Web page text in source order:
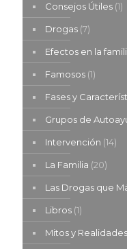
Consejos Útiles (1)
Drogas (7)
Efectos en la
Famosos (1)
Fases y
Grupos de
Intervención (14)
La Familia (20)
Las Drogas que
Libros (1)
Mitos y Realidades